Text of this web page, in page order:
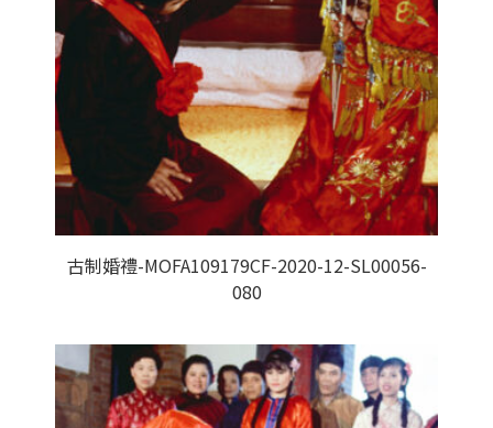
古制婚禮-MOFA109179CF-2020-12-SL00056-
080